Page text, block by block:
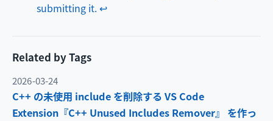
submitting it.↩
Related by Tags
2026-03-24
C++ の未使用 include を削除する VS Code
Extension『C++ Unused Includes Remover』 を作っ